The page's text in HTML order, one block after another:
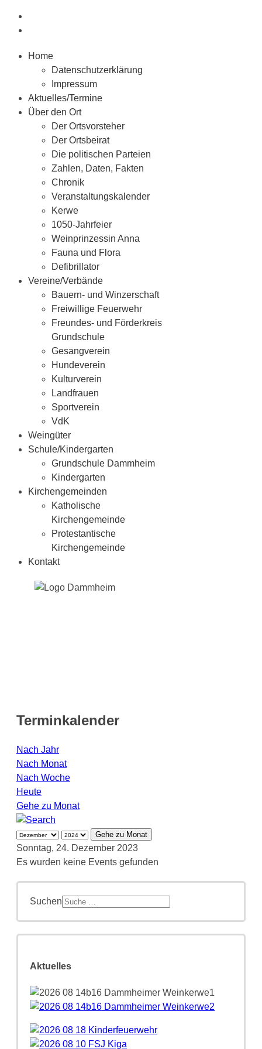
Home
Datenschutzerklärung
Impressum
Aktuelles/Termine
Über den Ort
Der Ortsvorsteher
Der Ortsbeirat
Die politischen Parteien
Zahlen, Daten, Fakten
Chronik
Veranstaltungskalender
Kerwe
1050-Jahrfeier
Weinprinzessin Anna
Fauna und Flora
Defibrillator
Vereine/Verbände
Bauern- und Winzerschaft
Freiwillige Feuerwehr
Freundes- und Förderkreis
Grundschule
Gesangverein
Hundeverein
Kulturverein
Landfrauen
Sportverein
VdK
Weingüter
Schule/Kindergarten
Grundschule Dammheim
Kindergarten
Kirchengemeinden
Katholische
Kirchengemeinde
Protestantische
Kirchengemeinde
Kontakt
Terminkalender
Nach Jahr
Nach Monat
Nach Woche
Heute
Gehe zu Monat
Gehe zu Monat
Sonntag, 24. Dezember 2023
Es wurden keine Events gefunden
Suchen
Aktuelles